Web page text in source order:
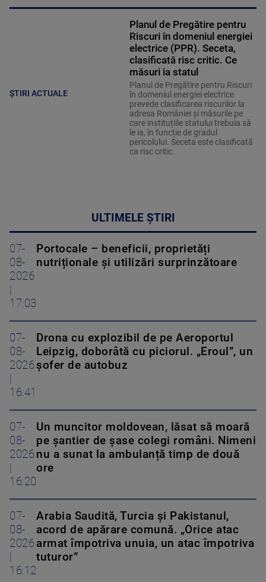
ȘTIRI ACTUALE
Planul de Pregătire pentru
Riscuri în domeniul energiei
electrice (PPR). Seceta,
clasificată risc critic. Ce
măsuri ia statul
Planul de Pregătire pentru Riscuri
în domeniul energiei electrice
prevede clasificarea riscurilor la
adresa României și măsurile pe
care instituțiile statului trebuia să
le ia, în funcție de gradul
pericolului. Seceta este clasificată
ca risc critic.
ULTIMELE ȘTIRI
07-
08-
2026
17:03
Portocale – beneficii, proprietăți
nutriționale și utilizări surprinzătoare
07-
08-
2026
16:41
Drona cu explozibil de pe Aeroportul
Leipzig, doborâtă cu piciorul. „Eroul”, un
șofer de autobuz
07-
08-
2026
16:20
Un muncitor moldovean, lăsat să moară
pe șantier de șase colegi români. Nimeni
nu a sunat la ambulanță timp de două
ore
07-
08-
2026
16:12
Arabia Saudită, Turcia și Pakistanul,
acord de apărare comună. „Orice atac
armat împotriva unuia, un atac împotriva
tuturor”